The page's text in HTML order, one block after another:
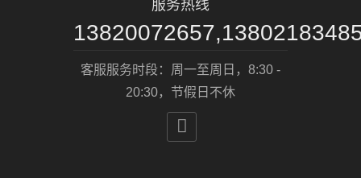
服务热线
客服服务时段：周一至周日，8:30 -
20:30，节假日不休
